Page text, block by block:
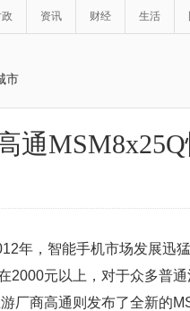
资讯 财经 生活
市
通MSM8x25Q
年，智能手机市场发展迅
2000元以上，对于众多普
厂商高通则发布了全新的